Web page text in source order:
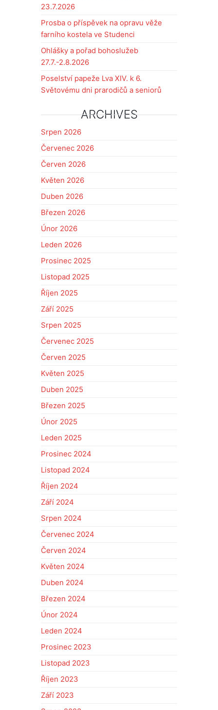
23.7.2026
Prosba o příspěvek na opravu věže
farního kostela ve Studenci
Ohlášky a pořad bohoslužeb
27.7.-2.8.2026
Poselství papeže Lva XIV. k 6.
Světovému dni prarodičů a seniorů
ARCHIVES
Srpen 2026
Červenec 2026
Červen 2026
Květen 2026
Duben 2026
Březen 2026
Únor 2026
Leden 2026
Prosinec 2025
Listopad 2025
Říjen 2025
Září 2025
Srpen 2025
Červenec 2025
Červen 2025
Květen 2025
Duben 2025
Březen 2025
Únor 2025
Leden 2025
Prosinec 2024
Listopad 2024
Říjen 2024
Září 2024
Srpen 2024
Červenec 2024
Červen 2024
Květen 2024
Duben 2024
Březen 2024
Únor 2024
Leden 2024
Prosinec 2023
Listopad 2023
Říjen 2023
Září 2023